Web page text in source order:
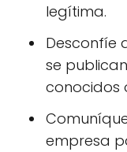
legítima.
Desconfíe
se
conocidos
empresa